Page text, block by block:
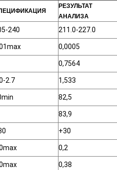
РЕЗУЛЬТАТ
АНАЛИЗА
240 211.0-227.0
0,0005
0,7564
2.7 1,533
82,5
83,9
+30
0,2
0,38